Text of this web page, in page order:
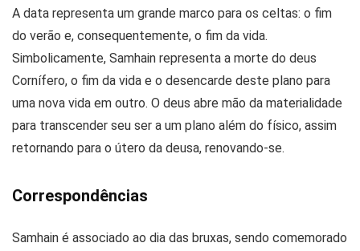
A data representa um grande marco para os celtas: o fim
do verão e, consequentemente, o fim da vida.
Simbolicamente, Samhain representa a morte do deus
Cornífero, o fim da vida e o desencarde deste plano para
uma nova vida em outro. O deus abre mão da materialidade
para transcender seu ser a um plano além do físico, assim
retornando para o útero da deusa, renovando-se.
Correspondências
Samhain é associado ao dia das bruxas, sendo comemorado